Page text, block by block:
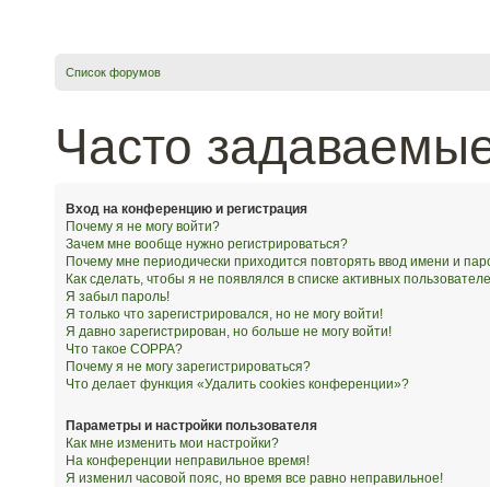
Список форумов
Часто
Вход на конференцию и регистрация
Почему я не могу войти?
Зачем мне вообще нужно регистрироваться?
Почему мне периодически приходится повторять ввод имени и
Как сделать, чтобы я не появлялся в списке активных
Я забыл пароль!
Я только что зарегистрировался, но не могу войти!
Я давно зарегистрирован, но больше не могу войти!
Что такое COPPA?
Почему я не могу зарегистрироваться?
Что делает функция «Удалить cookies конференции»?
Параметры и настройки пользователя
Как мне изменить мои настройки?
На конференции неправильное время!
Я изменил часовой пояс, но время все равно неправильное!